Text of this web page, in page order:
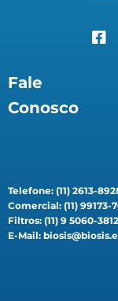
Fale
Conosco
Telefone: (11) 2613-
Comercial: (11) 99173-
Filtros: (11) 9 5060-3812
E-Mail: